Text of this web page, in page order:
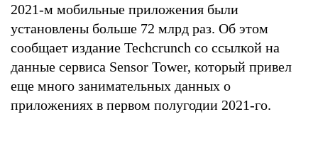
2021-м мобильные приложения были
установлены больше 72 млрд раз. Об этом
сообщает издание Techcrunch со ссылкой на
данные сервиса Sensor Tower, который привел
еще много занимательных данных о
приложениях в первом полугодии 2021-го.